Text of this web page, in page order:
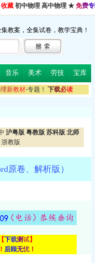
收藏 初中物理 高中物理 ★ 免费专
教案，全集试卷，教学宝典！
音乐 美术 劳技 宝库
理新教材-专题！ 下载必读
沪粤版 粤教版 苏科版 北师
浙教版
原卷、解析版）
【下载测试】
！ 后顾无忧！